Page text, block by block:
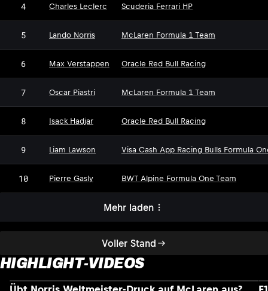
Voller Stand
4 Charles Leclerc Scuderia Ferrari HP
5 Lando Norris McLaren Formula 1 Team
6 Max Verstappen Oracle Red Bull Racing
7 Oscar Piastri McLaren Formula 1 Team
8 Isack Hadjar Oracle Red Bull Racing
9 Liam Lawson Visa Cash App Racing Bulls Formula
10 Pierre Gasly BWT Alpine Formula One Team
Mehr laden
HIGHLIGHT-VIDEOS